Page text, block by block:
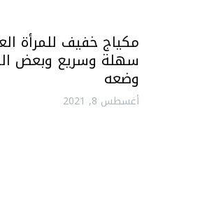
مكياج خفيف للمرأة
سهلة وسريع وبعض
وضعه
أغسطس 8, 2021